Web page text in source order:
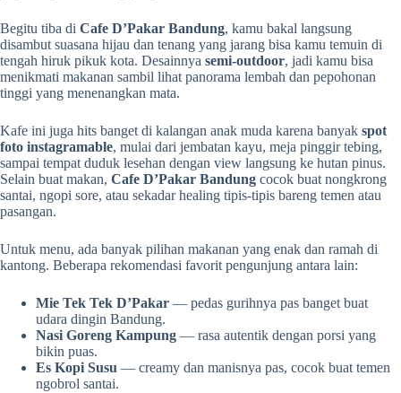
Begitu tiba di Cafe D’Pakar Bandung, kamu bakal langsung
disambut suasana hijau dan tenang yang jarang bisa kamu temuin di
tengah hiruk pikuk kota. Desainnya semi-outdoor, jadi kamu bisa
menikmati makanan sambil lihat panorama lembah dan pepohonan
tinggi yang menenangkan mata.
Kafe ini juga hits banget di kalangan anak muda karena banyak spot
foto instagramable, mulai dari jembatan kayu, meja pinggir tebing,
sampai tempat duduk lesehan dengan view langsung ke hutan pinus.
Selain buat makan, Cafe D’Pakar Bandung cocok buat nongkrong
santai, ngopi sore, atau sekadar healing tipis-tipis bareng temen atau
pasangan.
Untuk menu, ada banyak pilihan makanan yang enak dan ramah di
kantong. Beberapa rekomendasi favorit pengunjung antara lain:
Mie Tek Tek D’Pakar — pedas gurihnya pas banget buat
udara dingin Bandung.
Nasi Goreng Kampung — rasa autentik dengan porsi yang
bikin puas.
Es Kopi Susu — creamy dan manisnya pas, cocok buat temen
ngobrol santai.